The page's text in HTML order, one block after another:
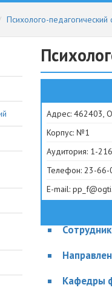
Психолого-педагогический
Адрес: 462403,
Корпус: №1
Аудитория: 1-216
Телефон: 23-66-
E-mail:
Кафедры